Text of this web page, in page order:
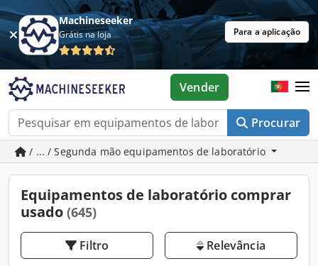
Machineseeker
Grátis na loja Para a aplicação
Procurar
Vender
/ ... / Segunda mão equipamentos de laboratório
Equipamentos de laboratório comprar
usado (645)
Filtro Relevância